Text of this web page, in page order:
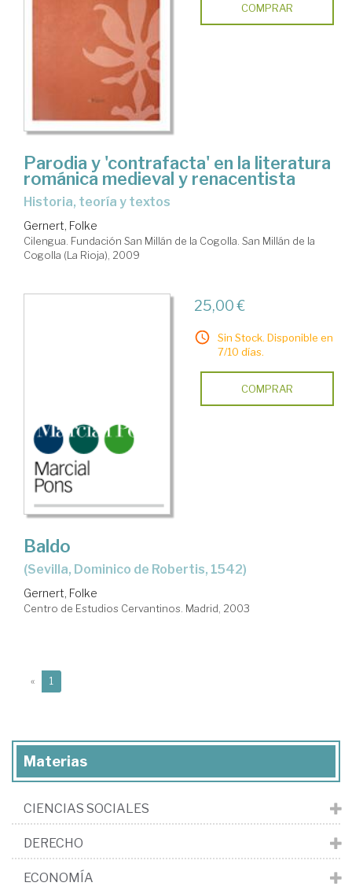
COMPRAR
Parodia y 'contrafacta' en la literatura
románica medieval y renacentista
historia, teoría y textos
Gernert, Folke
Cilengua. Fundación San Millán de la Cogolla. San Millán de la
Cogolla (La Rioja), 2009
25,00 €
Sin Stock. Disponible en
7/10 días.
COMPRAR
Baldo
(Sevilla, Dominico de Robertis, 1542)
Gernert, Folke
Centro de Estudios Cervantinos. Madrid, 2003
« 1
Materias
CIENCIAS SOCIALES
DERECHO
ECONOMÍA